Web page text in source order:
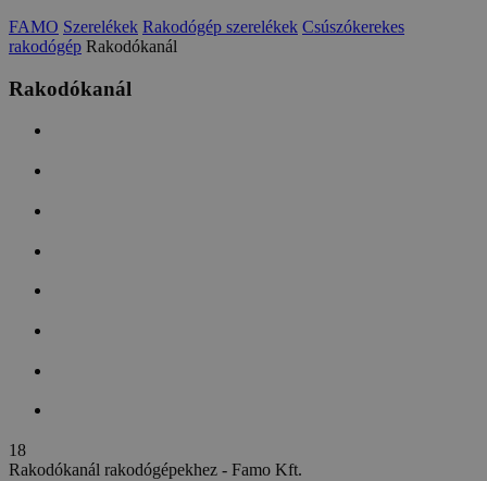
FAMO Szerelékek Rakodógép szerelékek Csúszókerekes
rakodógép Rakodókanál
Rakodókanál
18
Rakodókanál rakodógépekhez - Famo Kft.